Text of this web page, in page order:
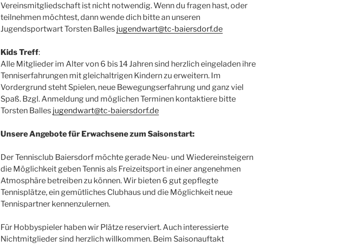
Vereinsmitgliedschaft ist nicht notwendig. Wenn du fragen hast, oder
teilnehmen möchtest, dann wende dich bitte an unseren
Jugendsportwart Torsten Balles jugendwart@tc-baiersdorf.de
Kids Treff:
Alle Mitglieder im Alter von 6 bis 14 Jahren sind herzlich eingeladen ihre
Tenniserfahrungen mit gleichaltrigen Kindern zu erweitern. Im
Vordergrund steht Spielen, neue Bewegungserfahrung und ganz viel
Spaß. Bzgl. Anmeldung und möglichen Terminen kontaktiere bitte
Torsten Balles jugendwart@tc-baiersdorf.de
Unsere Angebote für Erwachsene zum Saisonstart:
Der Tennisclub Baiersdorf möchte gerade Neu- und Wiedereinsteigern
die Möglichkeit geben Tennis als Freizeitsport in einer angenehmen
Atmosphäre betreiben zu können. Wir bieten 6 gut gepflegte
Tennisplätze, ein gemütliches Clubhaus und die Möglichkeit neue
Tennispartner kennenzulernen.
Für Hobbyspieler haben wir Plätze reserviert. Auch interessierte
Nichtmitglieder sind herzlich willkommen. Beim Saisonauftakt